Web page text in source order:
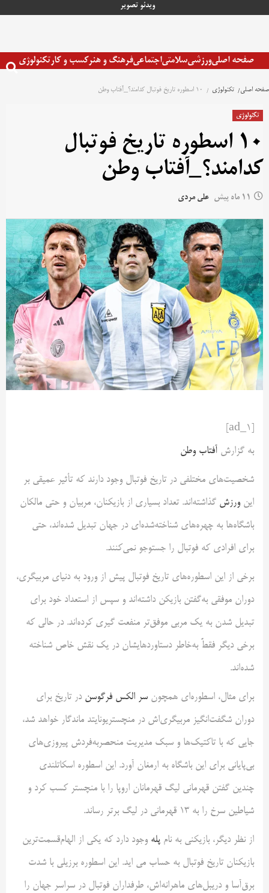
ویدئو تصویر
صفحه اصلیورزشیسلامتیاجتماعیفرهنگ و هنرکسب و کارتکنولوژی
صفحه اصلی تکنولوژی ۱۰ اسطوره‌ تاریخ فوتبال کدامند؟_آفتاب وطن
تکنولوژی
۱۰ اسطوره‌ تاریخ فوتبال
کدامند؟_آفتاب وطن
11 ماه پیش علی مردی
به گزارش آفتاب وطن
شخصیت‌های مختلفی در تاریخ فوتبال وجود دارند که تأثیر عمیقی بر
اینورزش گذاشته‌اند. تعداد بسیاری از بازیکنان، مربیان و حتی مالکان
باشگاه‌ها به چهره‌های شناخته‌شده‌ای در جهان تبدیل شده‌اند، حتی
برای افرادی که فوتبال را جستوجو نمی‌کنند.
برخی از این اسطوره‌های تاریخ فوتبال پیش از ورود به دنیای مربیگری،
دوران موفقی به‌گفتن بازیکن داشته‌اند و سپس از استعداد خود برای
تبدیل شدن به یک مربی موفق‌تر منفعت گیری کرده‌اند. در حالی که
برخی دیگر فقطً به‌خاطر دستاوردهایشان در یک نقش خاص شناخته
شده‌اند.
برای مثال، اسطوره‌ای همچون سر الکس فرگوسن در تاریخ برای
دوران شگفت‌انگیز مربیگری‌اش در منچستریونایتد ماندگار خواهد شد،
جایی که با تاکتیک‌ها و سبک مدیریت منحصربه‌فردش پیروزی‌های
بی‌پایانی برای این باشگاه به ارمغان آورد. این اسطوره اسکاتلندی
چندین گفتن قهرمانی لیگ قهرمانان اروپا را با منچستر کسب کرد و
شیاطین سرخ را به ۱۳ قهرمانی در لیگ برتر رساند.
از نظر دیگر، بازیکنی به نام پله وجود دارد که یکی از الهام‌قسمت‌ترین
بازیکنان تاریخ فوتبال به حساب می اید. این اسطوره برزیلی با شدت
برق‌آسا و دریبل‌های ماهرانه‌اش، طرفداران فوتبال در سراسر جهان را